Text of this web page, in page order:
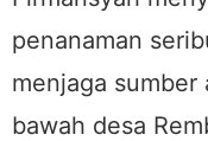
penanaman
menjaga
bawah desa